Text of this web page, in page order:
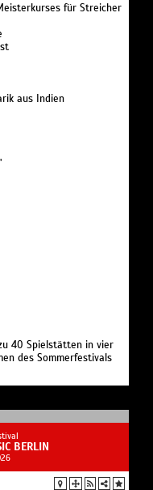
für Streicher
aus Indien
40 Spielstätten in vier
des Sommerfestivals
BERLIN